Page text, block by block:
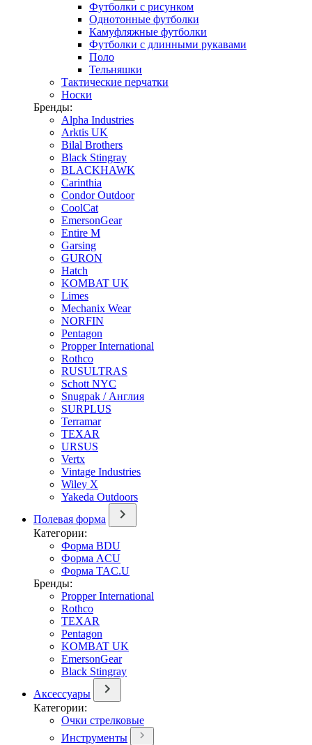
Футболки с рисунком
Однотонные футболки
Камуфляжные футболки
Футболки с длинными рукавами
Поло
Тельняшки
Тактические перчатки
Носки
Бренды:
Alpha Industries
Arktis UK
Bilal Brothers
Black Stingray
BLACKHAWK
Carinthia
Condor Outdoor
CoolCat
EmersonGear
Entire M
Garsing
GURON
Hatch
KOMBAT UK
Limes
Mechanix Wear
NORFIN
Pentagon
Propper International
Rothco
RUSULTRAS
Schott NYC
Snugpak / Англия
SURPLUS
Terramar
TEXAR
URSUS
Vertx
Vintage Industries
Wiley X
Yakeda Outdoors
Полевая форма
Категории:
Форма BDU
Форма ACU
Форма TAC.U
Бренды:
Propper International
Rothco
TEXAR
Pentagon
KOMBAT UK
EmersonGear
Black Stingray
Аксессуары
Категории:
Очки стрелковые
Инструменты